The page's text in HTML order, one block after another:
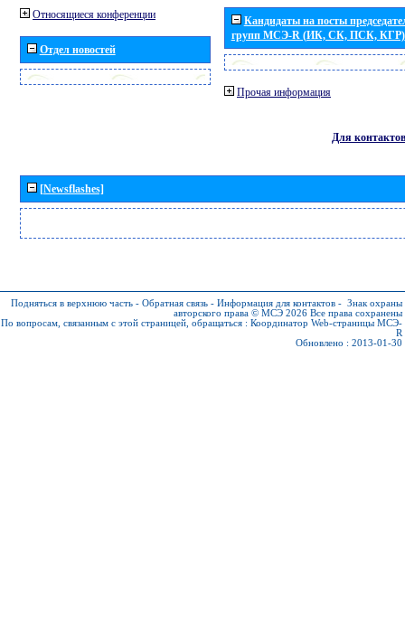
Относящиеся конференции
Отдел новостей
Кандидаты на посты
групп МСЭ-R (ИК, СК, ПСК, КГР)
Прочая информация
Для контактов
[Newsflashes]
Подняться в верхнюю часть - Обратная связь - Информация для контактов - Знак охраны
авторского права © МСЭ 2026 Все права сохранены
По вопросам, связанным с этой страницей, обращаться : Координатор Web-страницы МСЭ-
R
Обновлено : 2013-01-30